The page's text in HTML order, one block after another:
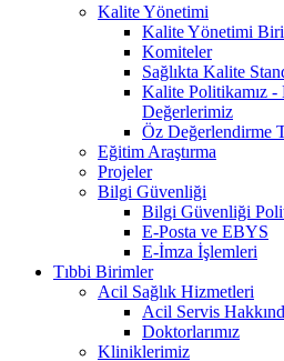
Kalite Yönetimi
Kalite Yönetimi
Komiteler
Sağlıkta Kalite
Kalite Politikamız
Değerlerimiz
Öz Değerlendirme
Eğitim Araştırma
Projeler
Bilgi Güvenliği
Bilgi Güvenliği
E-Posta ve EBYS
E-İmza İşlemleri
Tıbbi Birimler
Acil Sağlık Hizmetleri
Acil Servis
Doktorlarımız
Kliniklerimiz